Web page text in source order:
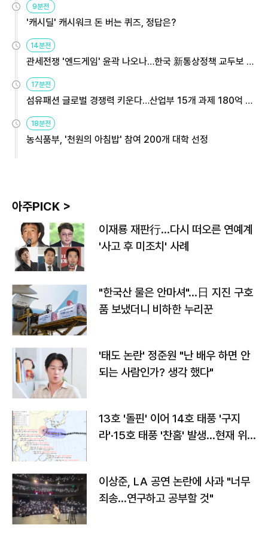
9분전
'캐시딜' 캐시워크 돈 버는 퀴즈, 정답은?
14분전
관세전쟁 '엔드게임' 윤곽 나오나…한국 新통상정책 교두보 활
용해야
17분전
섬유패션 글로벌 경쟁력 키운다…산업부 15개 과제 180억 지
원
18분전
농식품부, '천원의 아침밥' 참여 200개 대학 선정
아주PICK >
이재룡 재판行…다시 떠오른 연예계
'사고 후 미조치' 사례
"한국산 물은 안마셔"…日 지진 구호
품 보냈더니 비하한 누리꾼
'태도 논란' 정준원 "난 배우 하면 안
되는 사람인가? 생각 했다"
13호 '돌핀' 이어 14호 태풍 '구지
라'·15호 태풍 '찬홈' 발생…현재 위
이상준, LA 공연 논란에 사과 "너무
죄송…연구하고 공부할 것"